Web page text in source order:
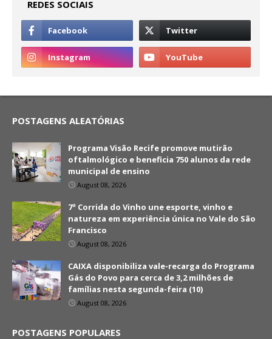
REDES SOCIAIS
POSTAGENS ALEATÓRIAS
Programa Visão Recife promove mutirão
oftalmológico e beneficia 750 alunos da rede
municipal de ensino
August 08, 2026
7ª Corrida do Vinho une esporte, vinho e
natureza em experiência única no Vale do São
Francisco
August 08, 2026
CAIXA disponibiliza vale-recarga do Programa
Gás do Povo para cerca de 3,2 milhões de
famílias nesta segunda-feira (10)
August 08, 2026
POSTAGENS POPULARES